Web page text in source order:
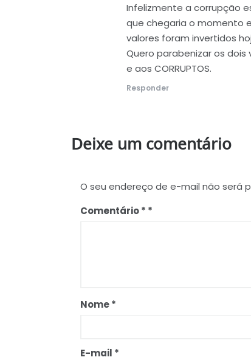
Infelizmente a corrupção
que chegaria o momento
valores foram invertidos
Quero parabenizar os
e aos CORRUPTOS.
Responder
Deixe um comentário
O seu endereço de e-mail não será
Comentário*
Nome*
E-mail *